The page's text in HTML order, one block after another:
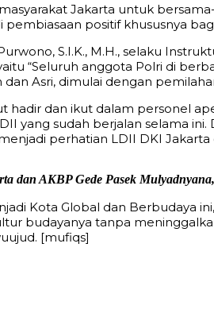
Jakarta untuk
positif khususnya
S.I.K., M.H., selaku
“Seluruh anggota Polri di
Asri, dimulai dengan
hadir dan ikut dalam personel
yang sudah berjalan selama
perhatian LDII DKI
dan AKBP Gede Pasek
Kota Global dan
budayanya tanpa
[mufiqs]